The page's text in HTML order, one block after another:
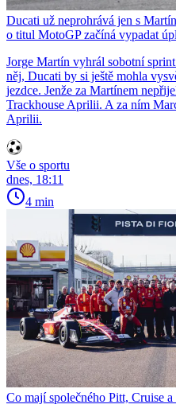
Ducati už neprohrává jen s
o titul MotoGP začíná vypadat
Jorge Martín vyhrál sobotní
něj, Ducati by si ještě mohla
jezdce. Jenže za Martínem
Trackhouse Aprilii. A za ním
Aprilii.
Vše o sportu
dnes, 18:11
4 min
Co mají společného Pitt, Cruise